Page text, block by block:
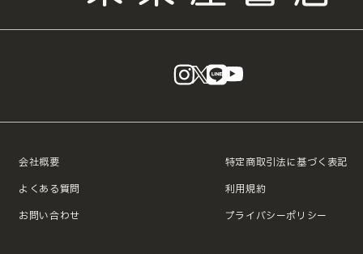
instagram
X LINE
会社概要
よくある質問
お問い合わせ
特定商取引法に基づく表記
利用規約
プライバシーポリシー